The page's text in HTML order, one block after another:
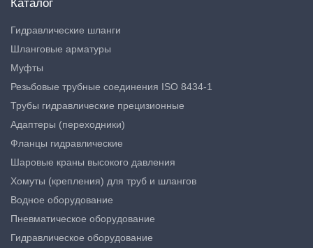
Каталог
Гидравлические шланги
Шланговые арматуры
Муфты
Резьбовые трубные соединения ISO 8434-1
Трубы гидравлические прецизионные
Адаптеры (переходники)
Фланцы гидравлические
Шаровые краны высокого давления
Хомуты (крепления) для труб и шлангов
Водное оборудование
Пневматическое оборудование
Гидравлическое оборудование